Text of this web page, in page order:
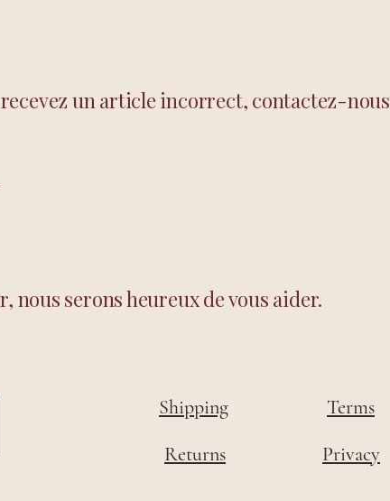
un article incorrect, contactez-nous
nous serons heureux de vous aider.
Shipping
Returns
Terms
Privacy